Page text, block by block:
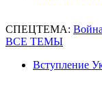
СПЕЦТЕМА:
ВСЕ ТЕМЫ
Вступление